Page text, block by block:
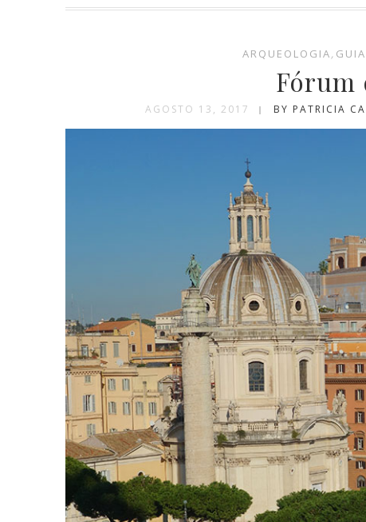
ARQUEOLOGIA,
Fórum
AGOSTO 13, 2017 BY PATRICIA